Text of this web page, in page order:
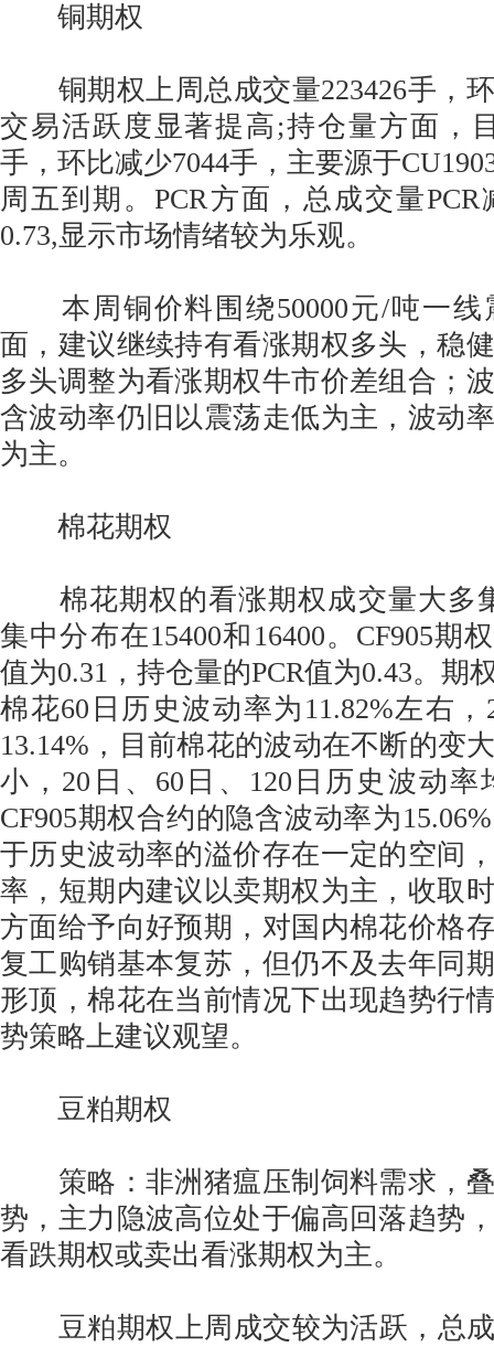
铜期权
铜期权上周总成交量223426手，环
交易活跃度显著提高;持仓量方面，
手，环比减少7044手，主要源于
周五到期。PCR方面，总成交量
0.73,显示市场情绪较为乐观。
本周铜价料围绕50000元/吨一线
面，建议继续持有看涨期权多头，稳
多头调整为看涨期权牛市价差组合；
含波动率仍旧以震荡走低为主，波动
为主。
棉花期权
棉花期权的看涨期权成交量大多
集中分布在15400和16400。CF905期
值为0.31，持仓量的PCR值为0.43。期
棉花60日历史波动率为11.82%左右
13.14%，目前棉花的波动在不断的变
小，20日、60日、120日历史波动
CF905期权合约的隐含波动率为
于历史波动率的溢价存在一定的空间
率，短期内建议以卖期权为主，收取
方面给予向好预期，对国内棉花价格
复工购销基本复苏，但仍不及去年同
形顶，棉花在当前情况下出现趋势行
势策略上建议观望。
豆粕期权
策略：非洲猪瘟压制饲料需求，叠
势，主力隐波高位处于偏高回落趋势
看跌期权或卖出看涨期权为主。
豆粕期权上周成交较为活跃，总成